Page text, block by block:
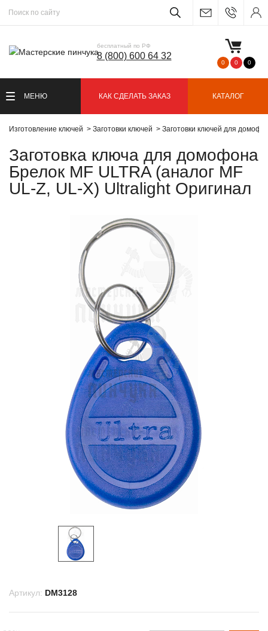
бесплатный по РФ
8 (800) 600 64 32
0 0 0
МЕНЮ КАК СДЕЛАТЬ ЗАКАЗ КАТАЛОГ
Изготовление ключей Заготовки ключей Заготовки ключей для
Заготовка ключа для домофона
Брелок MF ULTRA (аналог MF
UL-Z, UL-X) Ultralight Оригинал
Артикул: DM3128